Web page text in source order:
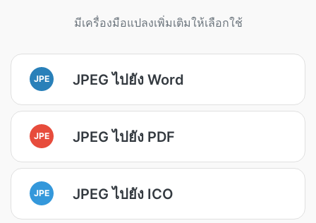
มีเครื่องมือแปลงเพิ่มเติมให้เลือกใช้
JPE JPEG ไปยัง Word
JPE JPEG ไปยัง PDF
JPE JPEG ไปยัง ICO